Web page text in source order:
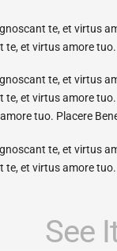
te, et virtus
et virtus amore
te, et virtus
et virtus amore
tuo. Placere
te, et virtus
et virtus amore
See